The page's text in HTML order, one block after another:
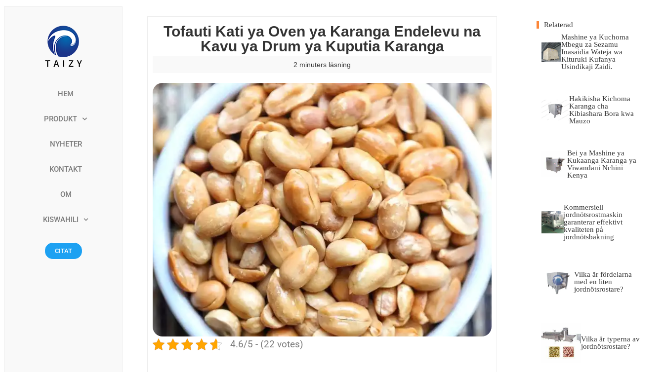
HEM
PRODUKT
NYHETER
KONTAKT
OM
KISWAHILI
CITAT
Tofauti Kati ya Oven ya Karanga Endelevu na
Kavu ya Drum ya Kuputia Karanga
2 minuters läsning
4.6/5 - (22 votes)
Relaterad
Mashine ya Kuchoma
Mbegu za Sezamu
Inasaidia Wateja wa
Kituruki Kufanya
Usindikaji Zaidi.
Hakikisha Kichoma
Karanga cha
Kibiashara Bora kwa
Mauzo
Bei ya Mashine ya
Kukaanga Karanga ya
Viwandani Nchini
Kenya
Kommersiell
jordnötsrostmaskin
garanterar effektivt
kvaliteten på
jordnötsbakning
Vilka är fördelarna
med en liten
jordnötsrostare?
Vilka är typerna av
jordnötsrostare?